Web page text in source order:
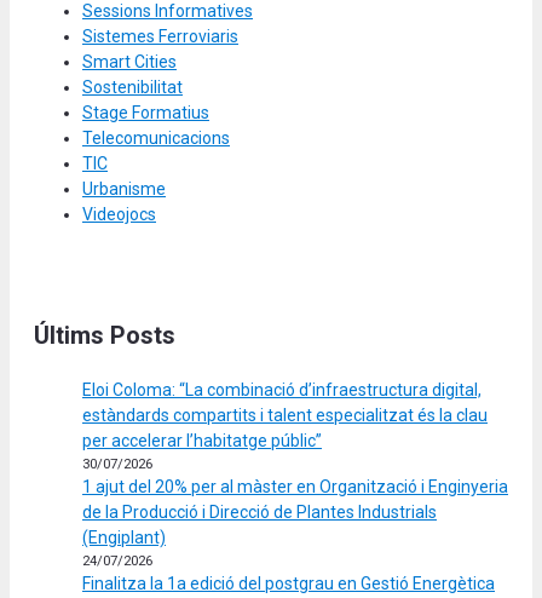
Sessions Informatives
Sistemes Ferroviaris
Smart Cities
Sostenibilitat
Stage Formatius
Telecomunicacions
TIC
Urbanisme
Videojocs
Últims Posts
Eloi Coloma: “La combinació d’infraestructura digital,
estàndards compartits i talent especialitzat és la clau
per accelerar l’habitatge públic”
30/07/2026
1 ajut del 20% per al màster en Organització i Enginyeria
de la Producció i Direcció de Plantes Industrials
(Engiplant)
24/07/2026
Finalitza la 1a edició del postgrau en Gestió Energètica